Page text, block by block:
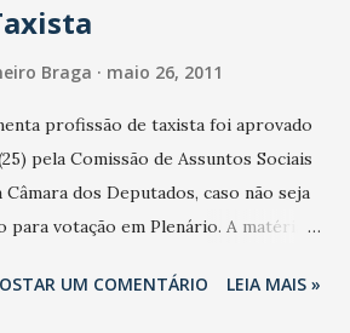
do Cuca, o Câmara Cultural
cujas obras são referências no
É o caso de Bernardo Neto,
que lançou recentemente o
Histórias, Poemas e Canções , e
da periferia da Barr...
Braga maio 26, 2011
profissão de taxista foi aprovado
pela Comissão de Assuntos Sociais
Câmara dos Deputados, caso não seja
votação em Plenário. A matéria
do texto, senador Eunício Oliveira
UM COMENTÁRIO LEIA MAIS »